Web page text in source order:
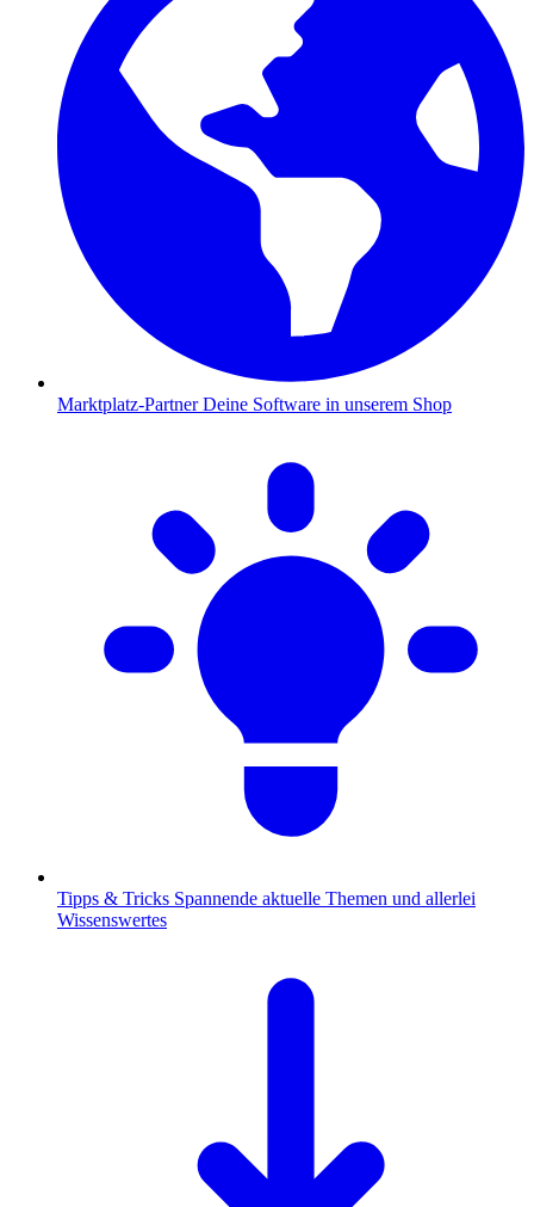
Marktplatz-Partner Deine Software in unserem Shop
Tipps & Tricks Spannende aktuelle Themen und allerlei
Wissenswertes